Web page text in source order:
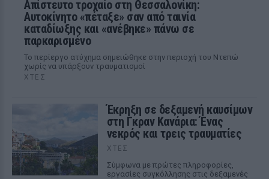
Απίστευτο τροχαίο στη Θεσσαλονίκη:
Αυτοκίνητο «πέταξε» σαν από ταινία
καταδίωξης και «ανέβηκε» πάνω σε
παρκαρισμένο
Το περίεργο ατύχημα σημειώθηκε στην περιοχή του Ντεπώ
χωρίς να υπάρξουν τραυματισμοί
ΧΤΕΣ
Έκρηξη σε δεξαμενή καυσίμων
στη Γκραν Κανάρια: Ένας
νεκρός και τρεις τραυματίες
ΧΤΕΣ
Σύμφωνα με πρώτες πληροφορίες,
εργασίες συγκόλλησης στις δεξαμενές